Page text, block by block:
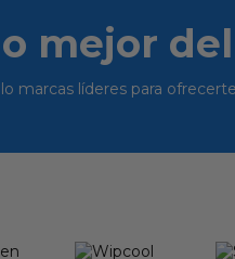
mejor
marcas líderes para